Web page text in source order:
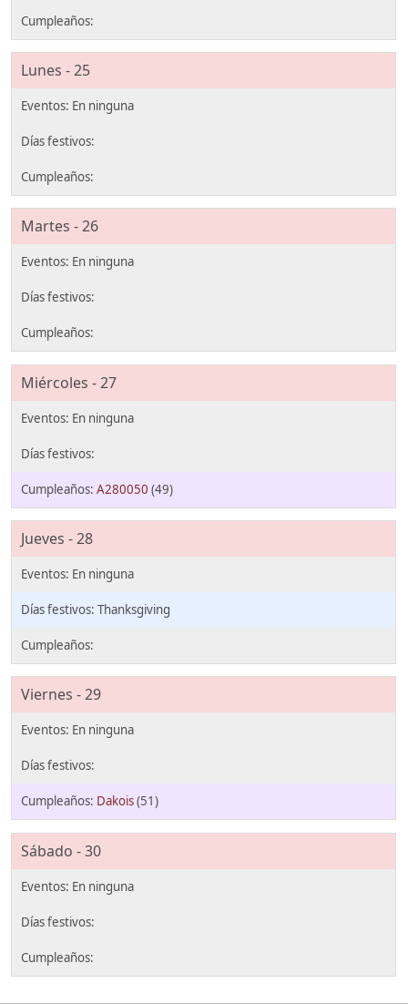
Lunes - 25
Martes - 26
Miércoles - 27
A280050 (49)
Jueves - 28
Thanksgiving
Viernes - 29
Dakois(51)
Sábado - 30